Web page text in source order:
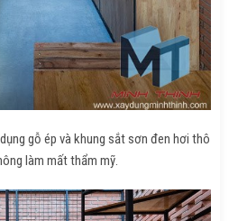
gỗ ép và khung sắt sơn đen hơi thô
làm mất thẩm mỹ.